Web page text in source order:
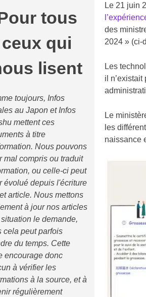
tous
ceux qui
lisent
toujours, Infos
au Japon et Infos
mettent ces
à titre
Nous pouvons
mal compris ou traduit
ou celle-ci peut
évolué depuis l'écriture
article. Nous mettons
à jour nos articles
le demande,
cela peut parfois
du temps. Cette
encourage donc
à vérifier les
à la source, et à
régulièrement
Le 21 juin
des
2024 » (ci-
Les
il
Le
les
naissance